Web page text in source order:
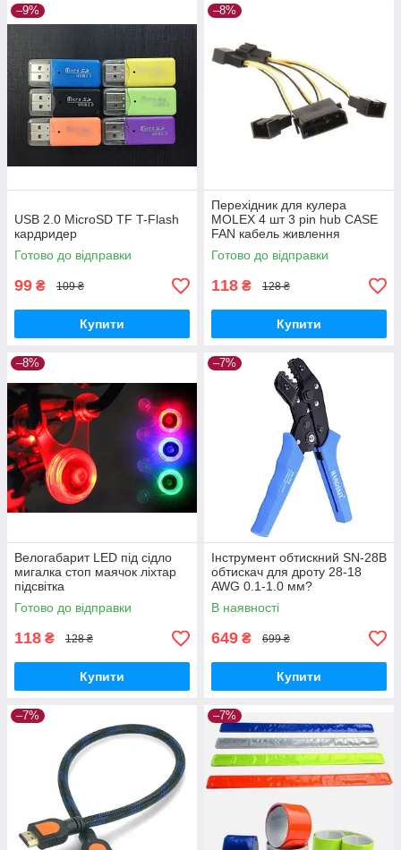
–9%
USB 2.0 MicroSD TF T-Flash
кардридер
Готово до відправки
99 ₴ 109 ₴
Купити
–8%
Перехідник для кулера
MOLEX 4 шт 3 pin hub CASE
FAN кабель живлення
Готово до відправки
118 ₴ 128 ₴
Купити
–8%
Велогабарит LED під сідло
мигалка стоп маячок ліхтар
підсвітка
Готово до відправки
118 ₴ 128 ₴
Купити
–7%
Інструмент обтискний SN-28B
обтискач для дроту 28-18
AWG 0.1-1.0 мм?
В наявності
649 ₴ 699 ₴
Купити
–7% –7%